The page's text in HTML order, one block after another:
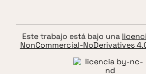
Este trabajo está bajo una
NonCommercial-NoDerivatives